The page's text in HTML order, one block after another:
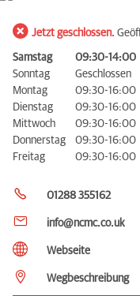
Jetzt geschlossen.
Samstag
09:30-14:00
Sonntag
Geschlossen
Montag
09:30-16:00
Dienstag
09:30-16:00
Mittwoch
09:30-16:00
Donnerstag
09:30-16:00
Freitag
09:30-16:00
01288 355162
info@ncmc.co.uk
Webseite
Wegbeschreibung